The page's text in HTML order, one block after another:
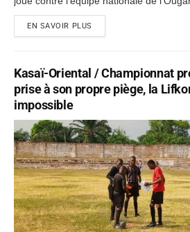
EN SAVOIR PLUS
Kasaï-Oriental / Championnat
prise à son propre piège, la
impossible